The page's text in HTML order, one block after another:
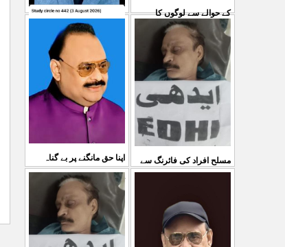
کشمیرکا کونہ کونہ لہو
لہو ہے لیکن حکومت کواس
کی کوئی پرواہ نہیں ہے
04 Aug 2026
کے حوالے سے لوگوں کا
مطالبہ بالکل درست ہے۔ ا
03 Aug 2026
اپنا حق مانگنے پر بے گناہ
کشمیریوں کو گولیاں مارکر
شہ رگ کوکاٹ دیا گی
31 Jul 2026
مسلح افراد کی فائرنگ سے
سمیع الدین رحمانی ک